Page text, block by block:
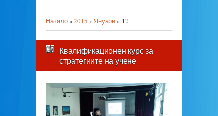
Начало» 2015 » Януари» 12
Квалификационен курс за
стратегиите на учене